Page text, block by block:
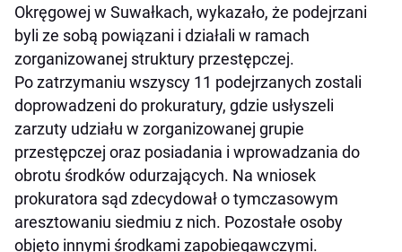
Okręgowej w Suwałkach, wykazało, że podejrzani
byli ze sobą powiązani i działali w ramach
zorganizowanej struktury przestępczej.
Po zatrzymaniu wszyscy 11 podejrzanych zostali
doprowadzeni do prokuratury, gdzie usłyszeli
zarzuty udziału w zorganizowanej grupie
przestępczej oraz posiadania i wprowadzania do
obrotu środków odurzających. Na wniosek
prokuratora sąd zdecydował o tymczasowym
aresztowaniu siedmiu z nich. Pozostałe osoby
objęto innymi środkami zapobiegawczymi.